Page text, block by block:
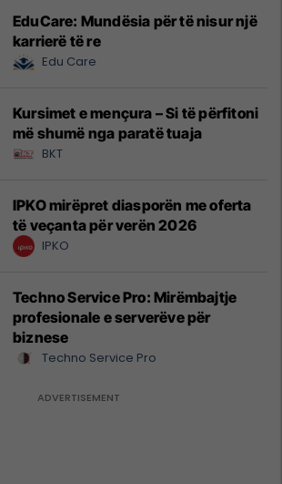
EduCare: Mundësia për të nisur një
karrierë të re
Edu Care
Kursimet e mençura – Si të përfitoni
më shumë nga paratë tuaja
BKT
IPKO mirëpret diasporën me oferta
të veçanta për verën 2026
IPKO
Techno Service Pro: Mirëmbajtje
profesionale e serverëve për
biznese
Techno Service Pro